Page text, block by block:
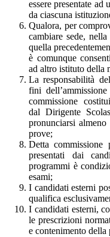
essere presentate
da ciascuna
Qualora, per
cambiare sede,
quella
è comunque
ad altro istituto della
La responsabilità
fini
commissione
dal Dirigente
pronunciarsi
prove;
Detta commissione
presentati dai
programmi è
esami;
I candidati esterni
qualifica
I candidati esterni,
le prescrizioni
e contenimento